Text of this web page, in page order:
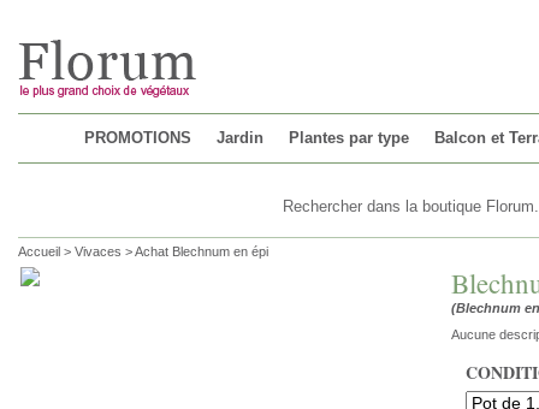
PROMOTIONS Jardin Plantes par type Balcon et
Accueil > Vivaces >Achat Blechnum en épi
(Blechnum
Aucune